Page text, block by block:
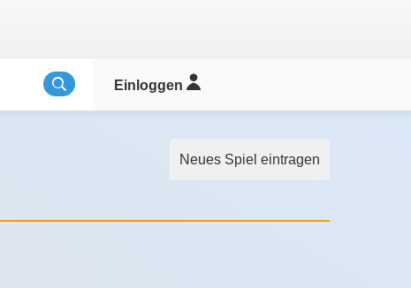
Einloggen
Neues Spiel eintragen